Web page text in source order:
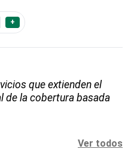
+
que extienden el
de la cobertura basada
Ver todos